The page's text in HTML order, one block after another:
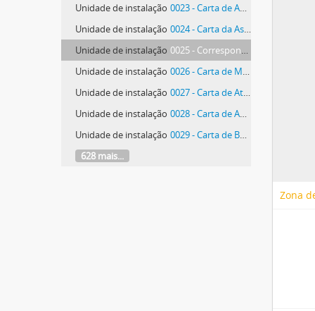
Unidade de instalação 0023 - Carta de Adelino Ascenso
Unidade de instalação 0024 - Carta da Associação dos Amigos de Ferreira de Castro
Unidade de instalação 0025 - Correspondência de Alberto D'Assumpção
Unidade de instalação 0026 - Carta de Maria Manuela Ataíde
Unidade de instalação 0027 - Carta de Atelier-Museu Municipal António Duarte
Unidade de instalação 0028 - Carta de Anna Murgia Atmani
Unidade de instalação 0029 - Carta de Bernard Atmani
628 mais...
Zona